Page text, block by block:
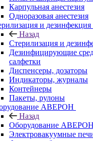
Карпульная анестезия
Одноразовая анестезия
и дезинфекция
Назад
Стерилизация и
Дезинфицирующие
салфетки
Диспенсеры, дозаторы
Индикаторы, журналы
Контейнеры
Пакеты, рулоны
АВЕРОН
Назад
Оборудование АВЕРОН
Электровакуумные